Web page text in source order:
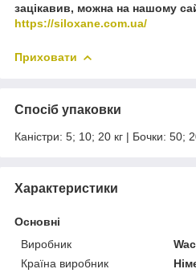
зацікавив, можна на нашому
https://siloxane.com.ua/
Приховати
Спосіб упаковки
Каністри: 5; 10; 20 кг | Бочки: 50;
Характеристики
Основні
Виробник
Країна виробник